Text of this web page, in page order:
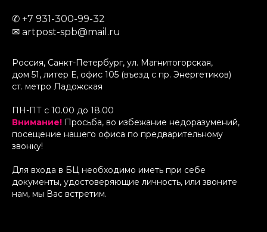
✆ +7 931-300-99-32
✉ artpost-spb@mail.ru
Россия, Санкт-Петербург, ул. Магнитогорская,
дом 51, литер Е, офис 105 (въезд с пр. Энергетиков)
ст. метро Ладожская
ПН-ПТ с 10.00 до 18.00
Внимание! Просьба, во избежание недоразумений,
посещение нашего офиса по предварительному
звонку!
Для входа в БЦ необходимо иметь при себе
документы, удостоверяющие личность, или звоните
нам, мы Вас встретим.